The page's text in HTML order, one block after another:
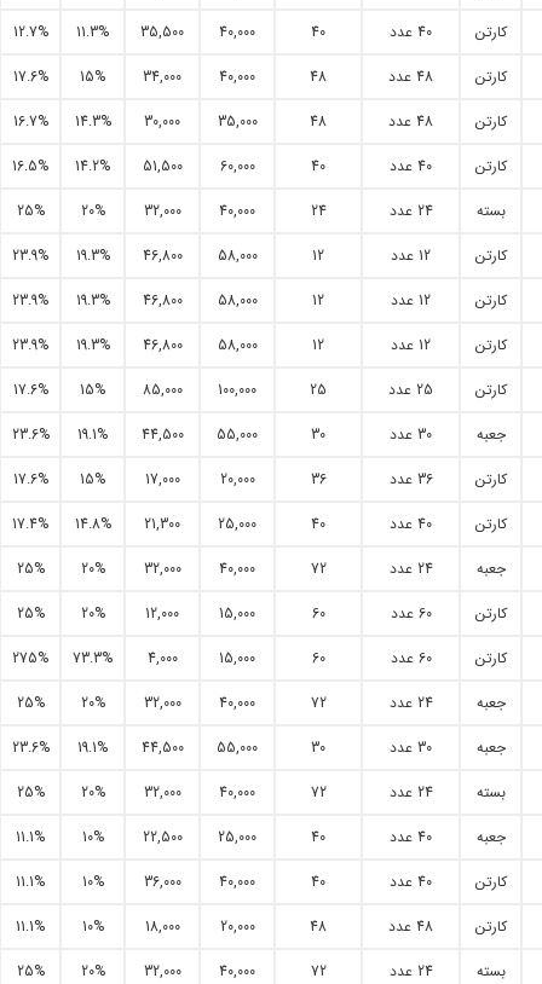
کارتن
40 عدد 40
40,000
35,500
11.3%
12.7%
کارتن
48 عدد 48
40,000
34,000
15%
17.6%
کارتن
48 عدد 48
35,000
30,000
14.3%
16.7%
کارتن
40 عدد 40
60,000
51,500
14.2%
16.5%
بسته
24 عدد 24
40,000
32,000
20%
25%
کارتن
12 عدد 12
58,000
46,800
19.3%
23.9%
کارتن
12 عدد 12
58,000
46,800
19.3%
23.9%
کارتن
12 عدد 12
58,000
46,800
19.3%
23.9%
کارتن
25 عدد 25
100,000
85,000
15%
17.6%
جعبه
30 عدد 30
55,000
44,500
19.1%
23.6%
کارتن
36 عدد 36
20,000
17,000
15%
17.6%
کارتن
40 عدد 40
25,000
21,300
14.8%
17.4%
جعبه
24 عدد 72
40,000
32,000
20%
25%
کارتن
60 عدد 60
15,000
12,000
20%
25%
کارتن
60 عدد 60
15,000
4,000
73.3%
275%
جعبه
24 عدد 72
40,000
32,000
20%
25%
جعبه
30 عدد 30
55,000
44,500
19.1%
23.6%
بسته
24 عدد 72
40,000
32,000
20%
25%
جعبه
40 عدد 40
25,000
22,500
10%
11.1%
کارتن
40 عدد 40
40,000
36,000
10%
11.1%
کارتن
48 عدد 48
20,000
18,000
10%
11.1%
بسته
24 عدد 72
40,000
32,000
20%
25%